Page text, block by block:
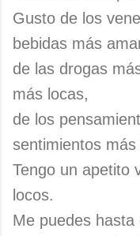
Gusto de los
bebidas más
de las drogas
más locas,
de los
sentimientos
Tengo un apetito
locos.
Me puedes